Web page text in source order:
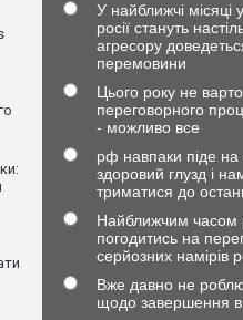
У найближчі місяці
росії стануть
агресору
перемовини
Цього року не
переговорного
- можливо все
рф навпаки піде
здоровий глузд і
триматися до
Найближчим часом
погодитись на
серйозних намірів
Вже давно не
щодо завершення